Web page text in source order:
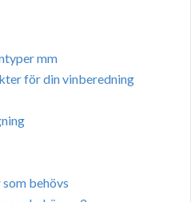
mm
för din vinberedning
behövs